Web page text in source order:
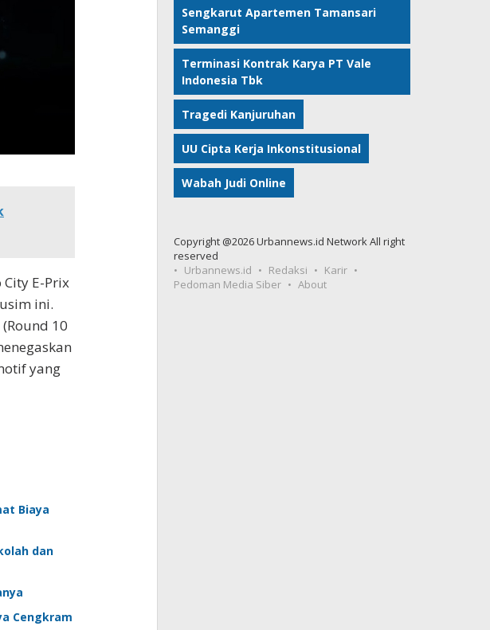
E-Prix
ini.
10
yang
Biaya
dan
Cengkram
Sengkarut Apartemen Tamansari
Semanggi
Terminasi Kontrak Karya PT Vale
Indonesia Tbk
Tragedi Kanjuruhan
UU Cipta Kerja Inkonstitusional
Wabah Judi Online
Copyright @2026 Urbannews.id Network All right
reserved
Urbannews.id
Redaksi
Karir
Pedoman Media Siber
About